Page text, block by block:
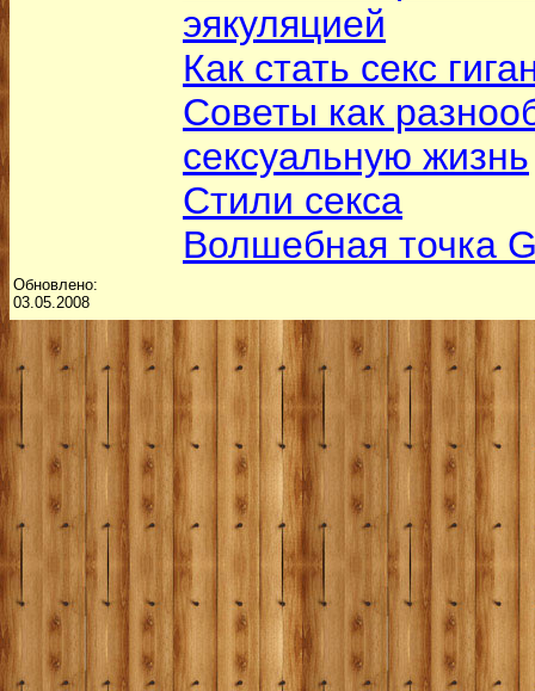
эякуляцией
Как стать секс
Советы как
сексуальную жизнь
Стили секса
Волшебная точка
Обновлено:
03.05.2008